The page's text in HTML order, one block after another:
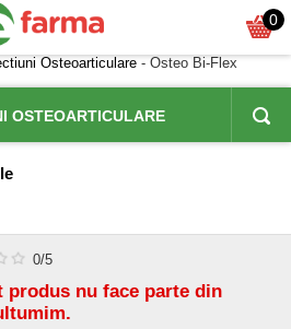
0
Osteoarticulare - Osteo Bi-Flex
OSTEOARTICULARE
0/5
produs nu face parte din